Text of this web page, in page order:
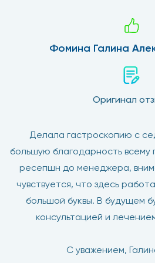
Почему выбирают
эндоскопию на Ленинском.
нашей клиники – это
что немаловажно при проведении
как эндоскопия. Цифровые
поколения, которые используются
является на сегодняшний день
Фомина Галина
Оригинал
Делала гастроскопию с
большую благодарность всему
ресепшн до менеджера,
чувствуется, что здесь
большой буквы. В будущем
консультацией и
С уважением,